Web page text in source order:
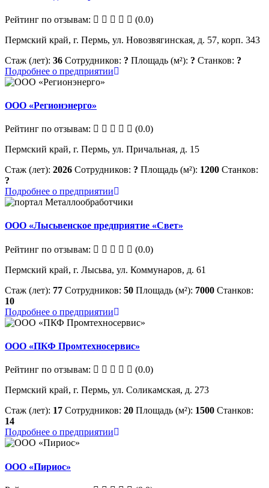
Рейтинг по отзывам:
(0.0)
Пермский край, г. Пермь, ул. Новозвягинская, д. 57, корп. 343
Стаж (лет): 36 Сотрудников: ? Площадь (м²): ? Станков: ?
Подробнее о предприятии
ООО «Регионэнерго»
Рейтинг по отзывам:
(0.0)
Пермский край, г. Пермь, ул. Причальная, д. 15
Стаж (лет): 2026 Сотрудников: ? Площадь (м²): 1200 Станков:
?
Подробнее о предприятии
ООО «Лысьвенское предприятие «Свет»
Рейтинг по отзывам:
(0.0)
Пермский край, г. Лысьва, ул. Коммунаров, д. 61
Стаж (лет): 77 Сотрудников: 50 Площадь (м²): 7000 Станков:
10
Подробнее о предприятии
ООО «ПКФ Промтехносервис»
Рейтинг по отзывам:
(0.0)
Пермский край, г. Пермь, ул. Соликамская, д. 273
Стаж (лет): 17 Сотрудников: 20 Площадь (м²): 1500 Станков:
14
Подробнее о предприятии
ООО «Пириос»